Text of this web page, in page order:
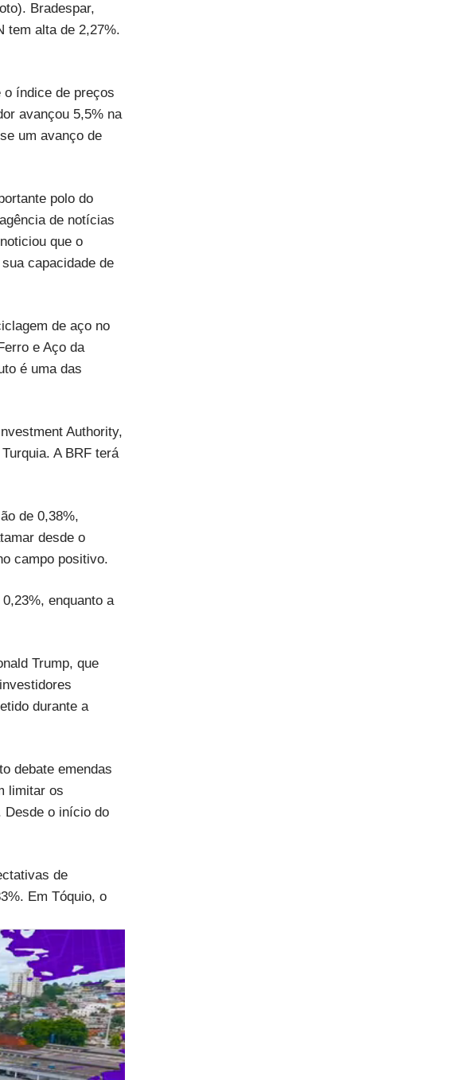
Bradespar,
tem alta de 2,27%.
índice de preços
avançou 5,5% na
um avanço de
polo do
de notícias
que o
capacidade de
de aço no
e Aço da
é uma das
Authority,
A BRF terá
de 0,38%,
desde o
campo positivo.
enquanto a
Trump, que
durante a
debate emendas
limitar os
Desde o início do
de
Em Tóquio, o